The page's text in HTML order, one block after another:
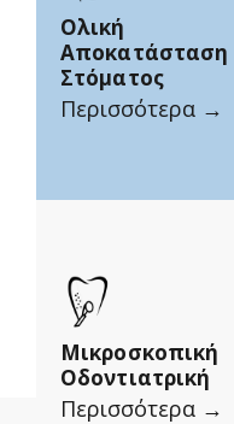
Ολική
Αποκατάσταση
Στόματος
Περισσότερα →
Μικροσκοπική
Οδοντιατρική
Περισσότερα →